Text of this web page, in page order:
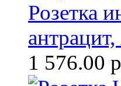
Розетка
1 576.00